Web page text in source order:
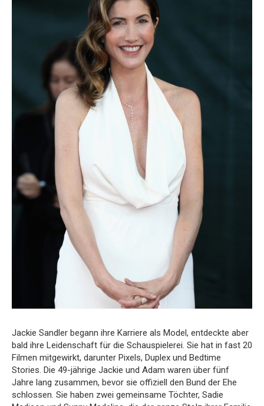
Jackie Sandler begann ihre Karriere als Model, entdeckte aber
bald ihre Leidenschaft für die Schauspielerei. Sie hat in fast 20
Filmen mitgewirkt, darunter Pixels, Duplex und Bedtime
Stories. Die 49-jährige Jackie und Adam waren über fünf
Jahre lang zusammen, bevor sie offiziell den Bund der Ehe
schlossen. Sie haben zwei gemeinsame Töchter, Sadie